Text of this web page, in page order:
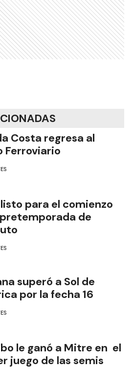
Costa regresa al
Ferroviario
para el comienzo
de
superó a Sol de
por la fecha 16
le ganó a Mitre en el
juego de las semis